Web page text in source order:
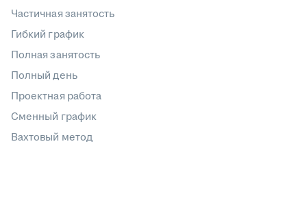
Частичная занятость
Гибкий график
Полная занятость
Полный день
Проектная работа
Сменный график
Вахтовый метод